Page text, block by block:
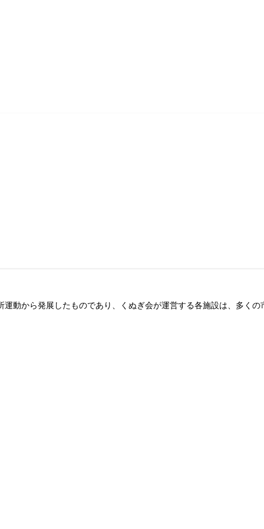
動から発展したものであり、くぬぎ会が運営する各施設は、多く